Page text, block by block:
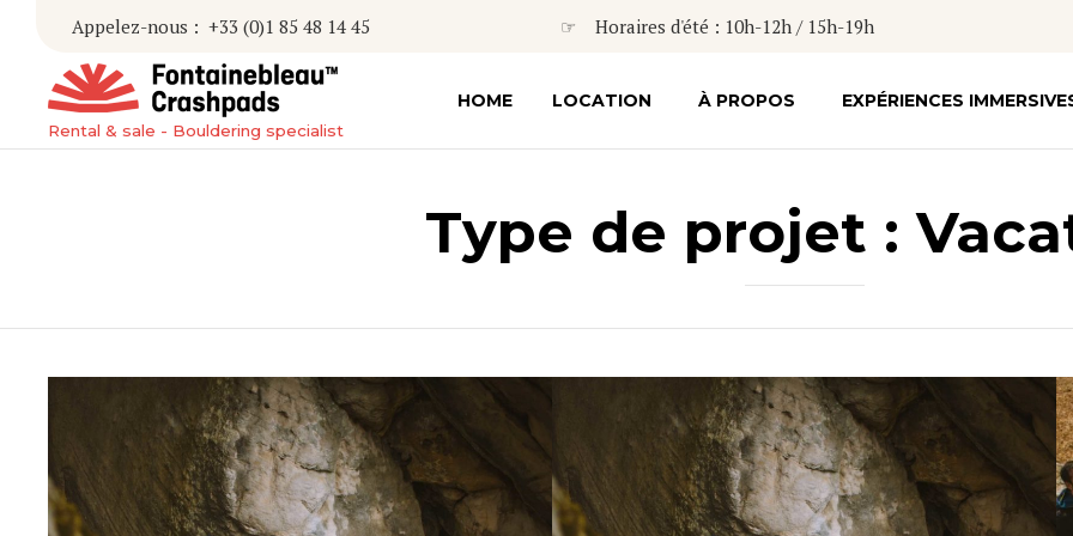
Appelez-nous : +33 (0)1 85 48 14 45 ☞ Horaires d'été : 10h-12h / 15h-19h
Rental & sale - Bouldering specialist
HOME LOCATION À PROPOS EXPÉRIENCES
Type de projet :